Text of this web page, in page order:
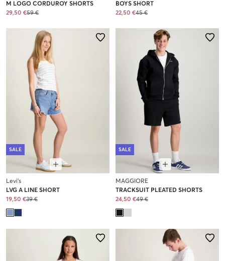
M LOGO CORDUROY SHORTS
29,50 €59 €
BOYS SHORT
22,50 €45 €
SALE
Levi's
LVG A LINE SHORT
19,50 €39 €
SALE
MAGGIORE
TRACKSUIT PLEATED SHORTS
24,50 €49 €